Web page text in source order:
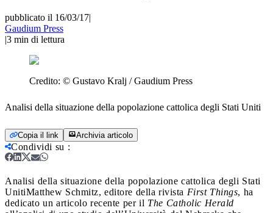
pubblicato il 16/03/17|
Gaudium Press
|3 min di lettura
Credito: © Gustavo Kralj / Gaudium Press
Analisi della situazione della popolazione cattolica degli Stati Uniti
Copia il link Archivia articolo
Condividi su :
Analisi della situazione della popolazione cattolica degli Stati
UnitiMatthew Schmitz, editore della rivista First Things, ha
dedicato un articolo recente per il The Catholic Herald